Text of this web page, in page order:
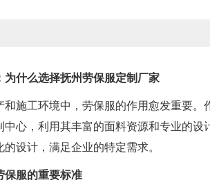
为什么选择抚州劳保服定制厂家
和施工环境中，劳保服的作用愈发重要
中心，利用其丰富的面料资源和专业的
的设计，满足企业的特定需求。
保服的重要标准